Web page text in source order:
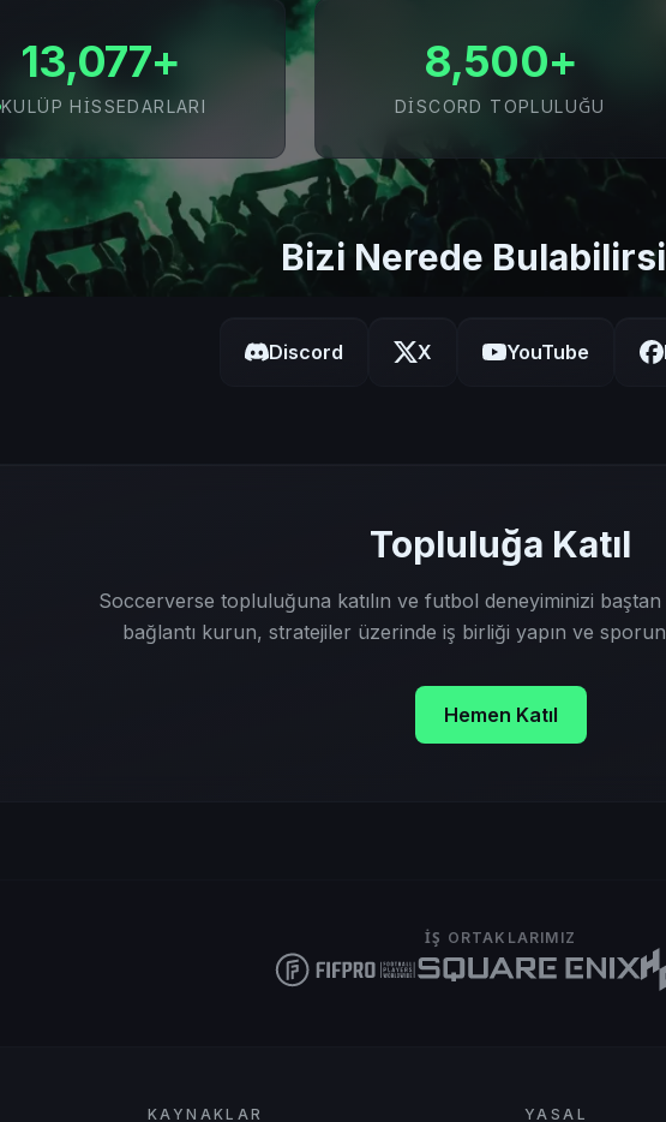
13,077+
KULÜP HISSEDARLARI
8,500+
DISCORD TOPLULUĞU
Bizi Nerede
Discord X YouTube
Topluluğa Katıl
Soccerverse topluluğuna katılın ve futbol deneyiminizi
bağlantı kurun, stratejiler üzerinde iş birliği yapın ve
Hemen Katıl
İŞ ORTAKLARIMIZ
KAYNAKLAR YASAL